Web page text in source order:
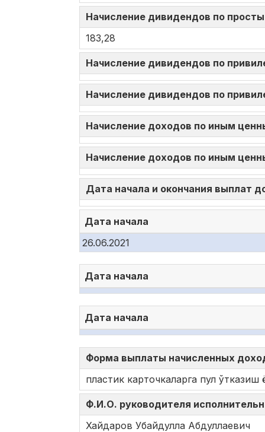
Начисление дивидендов по
183,28
Начисление дивидендов по
Начисление дивидендов по
Начисление доходов по иным
Начисление доходов по иным
Дата начала и окончания выплат
Дата начала
26.06.2021
Дата начала
Дата начала
Форма выплаты начисленных
пластик карточкаларга пул
Ф.И.О. руководителя
Хайдаров Убайдулла Абдуллаевич